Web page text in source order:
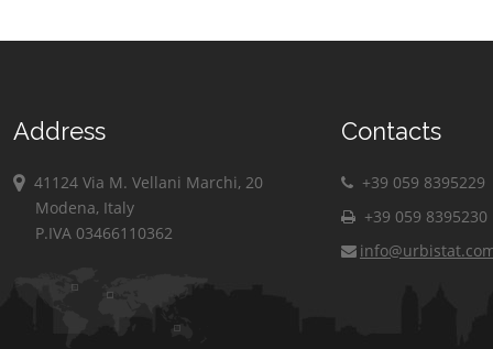
Address
41124 Via M. Vellani Marchi, 20
Modena, Italy
P.IVA 03466110362
Contacts
+39 059 8395229
+39 059 8395230